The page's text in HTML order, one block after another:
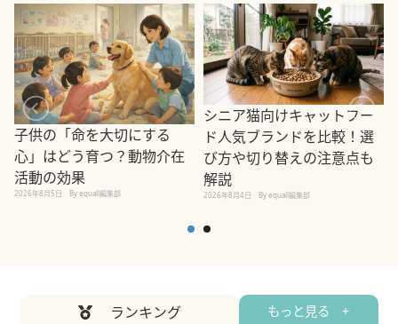
子供の「命を大切にする
心」はどう育つ？動物介在
活動の効果
2026年8月5日 By equall編集部
シニア猫向けキャットフー
ド人気ブランドを比較！選
び方や切り替えの注意点も
解説
2026年8月4日 By equall編集部
ランキング もっと見る +